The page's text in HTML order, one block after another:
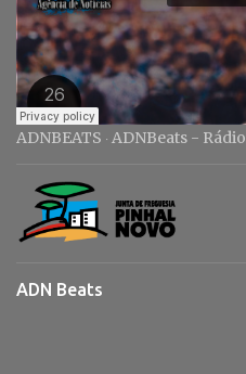
ADNBEATS · ADNBeats - Rádio
ADN Beats